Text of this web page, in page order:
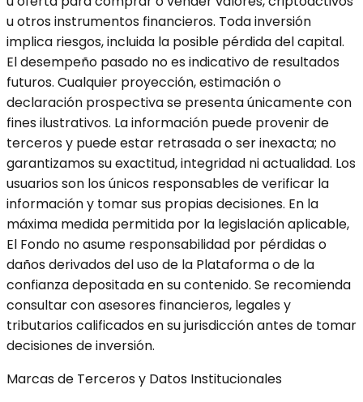
u otros instrumentos financieros. Toda inversión
implica riesgos, incluida la posible pérdida del capital.
El desempeño pasado no es indicativo de resultados
futuros. Cualquier proyección, estimación o
declaración prospectiva se presenta únicamente con
fines ilustrativos. La información puede provenir de
terceros y puede estar retrasada o ser inexacta; no
garantizamos su exactitud, integridad ni actualidad. Los
usuarios son los únicos responsables de verificar la
información y tomar sus propias decisiones. En la
máxima medida permitida por la legislación aplicable,
El Fondo no asume responsabilidad por pérdidas o
daños derivados del uso de la Plataforma o de la
confianza depositada en su contenido. Se recomienda
consultar con asesores financieros, legales y
tributarios calificados en su jurisdicción antes de tomar
decisiones de inversión.
Marcas de Terceros y Datos Institucionales